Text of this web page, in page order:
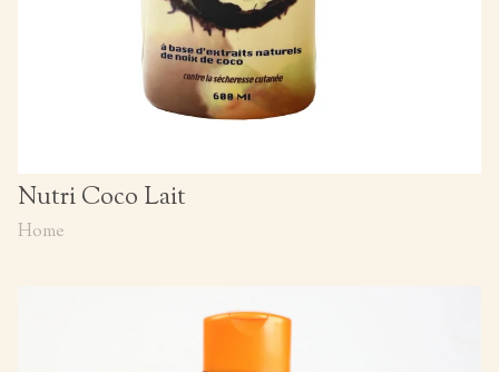
Nutri Coco Lait
Home